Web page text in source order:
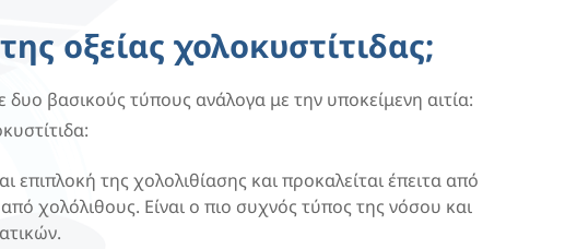
οξείας χολοκυστίτιδας;
δυο βασικούς τύπους ανάλογα με την υποκείμενη αιτία:
επιπλοκή της χολολιθίασης και προκαλείται έπειτα από
χολόλιθους. Είναι ο πιο συχνός τύπος της νόσου και